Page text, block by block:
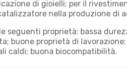
di gioielli; per il
nella produzione di
seguenti proprietà: bassa
buone proprietà di
caldi; buona biocompatibilità.